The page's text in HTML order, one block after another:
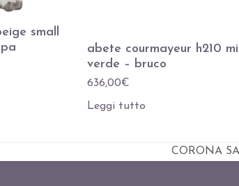
small
abete courmayeur h210
verde – bruco
636,00€
Leggi tutto
CORONA